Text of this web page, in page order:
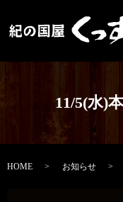
11/5(水)
HOME お知らせ